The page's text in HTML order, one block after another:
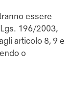
essere
196/2003,
articolo 8, 9 e
o